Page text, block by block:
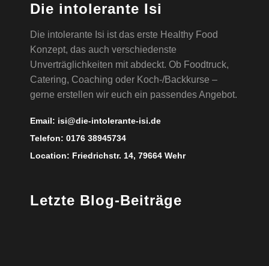
Die intolerante Isi
Die intolerante Isi ist das erste Healthy Food
Konzept, das auch verschiedenste
Unverträglichkeiten mit abdeckt. Ob Foodtruck,
Catering, Coaching oder Koch-/Backkurse –
gerne erstellen wir euch ein passendes Angebot.
Email: isi@die-intolerante-isi.de
Telefon: 0176 38945734
Location: Friedrichstr. 14, 79664 Wehr
Letzte Blog-Beiträge